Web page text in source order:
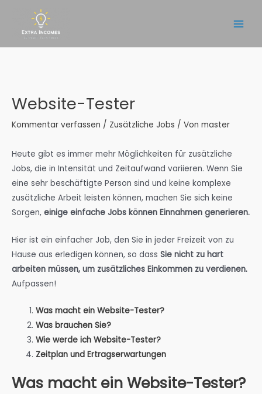
springen
Website-Tester
Kommentar verfassen / Zusätzliche Jobs / Von master
Heute gibt es immer mehr Möglichkeiten für zusätzliche
Jobs, die in Intensität und Zeitaufwand variieren. Wenn Sie
eine sehr beschäftigte Person sind und keine komplexe
zusätzliche Arbeit leisten können, machen Sie sich keine
Sorgen, einige einfache Jobs können Einnahmen generieren.
Hier ist ein einfacher Job, den Sie in jeder Freizeit von zu
Hause aus erledigen können, so dass Sie nicht zu hart
arbeiten müssen, um zusätzliches Einkommen zu verdienen.
Aufpassen!
Was macht ein Website-Tester?
Was brauchen Sie?
Wie werde ich Website-Tester?
Zeitplan und Ertragserwartungen
Was macht ein Website-Tester?